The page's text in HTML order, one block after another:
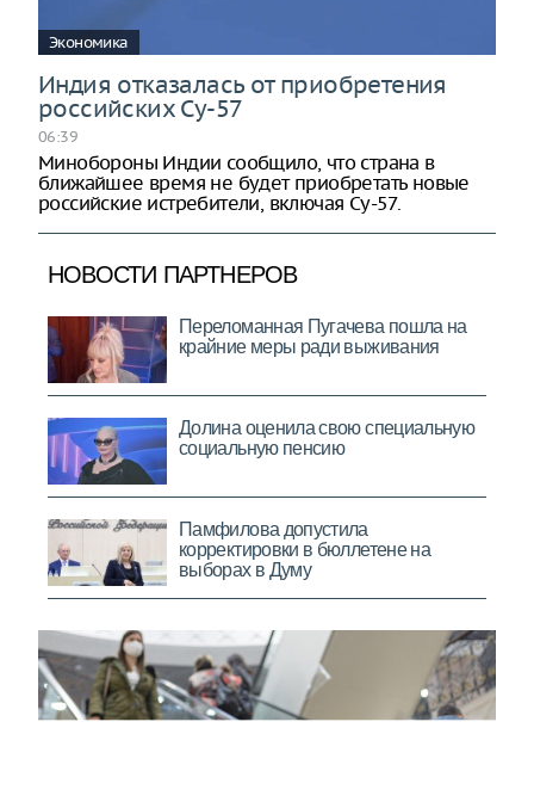
Экономика
Индия отказалась от приобретения
российских Су-57
06:39
Минобороны Индии сообщило, что страна в
ближайшее время не будет приобретать новые
российские истребители, включая Су-57.